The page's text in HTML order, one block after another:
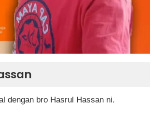
dengan bro Hasrul Hassan ni.